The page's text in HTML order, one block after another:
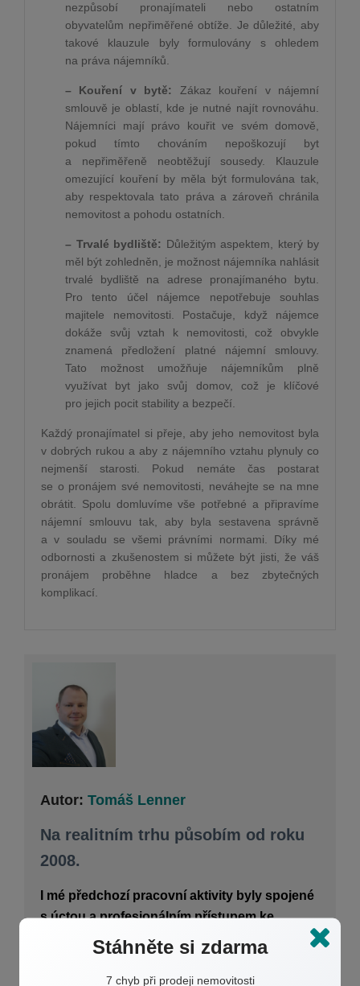
nezpůsobí pronajímateli nebo ostatním
obyvatelům nepřiměřené obtíže. Je důležité, aby
takové klauzule byly formulovány s ohledem
na práva nájemníků.
– Kouření v bytě:
Zákaz kouření v nájemní
smlouvě je oblastí, kde je nutné najít rovnováhu.
Nájemníci mají právo kouřit ve svém domově,
pokud tímto chováním nepoškozují byt
a nepřiměřeně neobtěžují sousedy. Klauzule
omezující kouření by měla být formulována tak,
aby respektovala tato práva a zároveň chránila
nemovitost a pohodu ostatních.
– Trvalé bydliště: Důležitým aspektem, který by
měl být zohledněn, je možnost nájemníka nahlásit
trvalé bydliště na adrese pronajímaného bytu.
Pro tento účel nájemce nepotřebuje souhlas
majitele nemovitosti. Postačuje, když nájemce
dokáže svůj vztah k nemovitosti, což obvykle
znamená předložení platné nájemní smlouvy.
Tato možnost umožňuje nájemníkům plně
využívat byt jako svůj domov, což je klíčové
pro jejich pocit stability a bezpečí.
Každý pronajímatel si přeje, aby jeho nemovitost byla
v dobrých rukou a aby z nájemního vztahu plynuly co
nejmenší starosti. Pokud nemáte čas postarat
se o pronájem své nemovitosti, neváhejte se na mne
obrátit. Spolu domluvíme vše potřebné a připravíme
nájemní smlouvu tak, aby byla sestavena správně
a v souladu se všemi právními normami. Díky mé
odbornosti a zkušenostem si můžete být jisti, že váš
pronájem proběhne hladce a bez zbytečných
komplikací.
Autor: Tomáš Lenner
Na realitním trhu působím od roku
2008.
I mé předchozí pracovní aktivity byly spojené
s úctou a profesionálním přístupem ke
Stáhněte si zdarma
7 chyb při prodeji nemovitosti